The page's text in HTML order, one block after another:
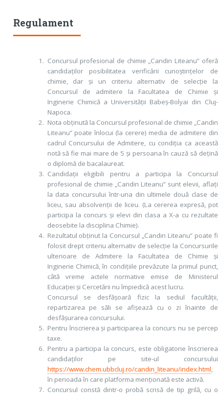
Regulament
Concursul profesional de chimie „Candin Liteanu” oferă
candidaților posibilitatea verificării cunoștințelor de
chimie, dar și un criteriu alternativ de selecție la
Concursul de admitere la Facultatea de Chimie și
Inginerie Chimică a Universității Babeș-Bolyai din Cluj-
Napoca.
Nota obținută la Concursul profesional de chimie „Candin
Liteanu” poate înlocui (la cerere) media de admitere din
cadrul Concursului de Admitere, cu condiția ca această
notă să fie mai mare de 5 și persoana în cauză să dețină
o diplomă de bacalaureat.
Candidații eligibili pentru a participa la Concursul
profesional de chimie „Candin Liteanu” sunt elevii, aflați
la data concursului într-una din ultimele două clase de
liceu, sau absolvenții de liceu. (La cererea expresă, pot
participa la concurs și elevi din clasa a X-a cu rezultate
deosebite la disciplina Chimie).
Rezultatul obținut la Concursul „Candin Liteanu” poate fi
folosit drept criteriu alternativ de selecție la Concursurile
ulterioare de Admitere la Facultatea de Chimie și
Inginerie Chimică, în condițiile prevăzute la primul punct,
câtă vreme actele normative emise de Ministerul
Educației și Cercetării nu împiedică acest lucru.
Concursul se desfășoară fizic la sediul facultății,
repartizarea pe săli se afișează cu o zi înainte de
desfășurarea concursului.
Pentru înscrierea și participarea la concurs nu se percep
taxe.
Pentru a participa la concurs, este obligatorie înscrierea
candidaților pe site-ul concursului
https://www.chem.ubbcluj.ro/candin_liteanu/index.html,
în perioada în care platforma menționată este activă.
Concursul constă dintr-o probă scrisă de tip grilă, cu o